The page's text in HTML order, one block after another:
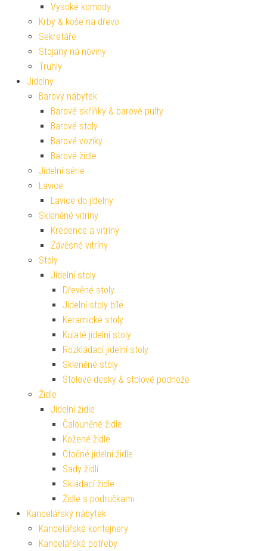
Vysoké komody
Krby & koše na dřevo
Sekretáře
Stojany na noviny
Truhly
Jídelny
Barový nábytek
Barové skříňky & barové pulty
Barové stoly
Barové vozíky
Barové židle
Jídelní série
Lavice
Lavice do jídelny
Skleněné vitríny
Kredence a vitríny
Závěsné vitríny
Stoly
Jídelní stoly
Dřevěné stoly
Jídelní stoly bílé
Keramické stoly
Kulaté jídelní stoly
Rozkládací jídelní stoly
Skleněné stoly
Stolové desky & stolové podnože
Židle
Jídelní židle
Čalouněné židle
Kožené židle
Otočné jídelní židle
Sady židlí
Skládací židle
Židle s područkami
Kancelářský nábytek
Kancelářské kontejnery
Kancelářské potřeby